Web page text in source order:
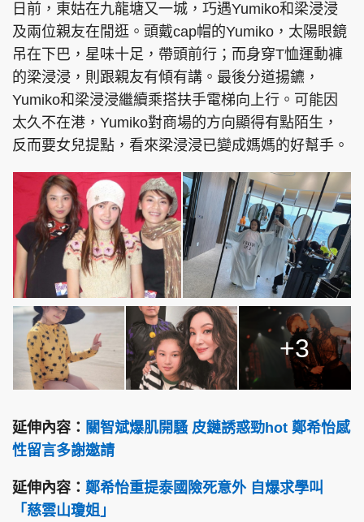
關於我們
聯絡我們
隱私政策聲明
使用條款
版權及免責聲明
©Eastweek.com.hk. All rights reserved.
日前，東姑在九龍塘又一城，巧遇Yumiko和梁浸浸
及兩位親友在閒逛。頭戴cap帽的Yumiko，太陽眼鏡
吊在下巴，星味十足，帶頭前行；而身穿T恤運動褲
的梁浸浸，則跟親友有傾有講。最後分道揚鑣，
Yumiko和梁浸浸繼續乘搭扶手電梯向上行。可能因
太久不在港，Yumiko對商場的方向顯得有點陌生，
反而要女兒提點，看來梁浸浸已變成媽媽的好幫手。
+3
延伸內容： 關智斌爆肌開騷 皮鏈誘惑勁hot 鄭希怡感
性留言多謝邀請
延伸內容： 鄭希怡重提泰國險死意外 自爆求學叫
「慈雲山瓊姐」